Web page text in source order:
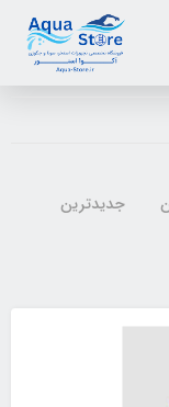
جدیدترین